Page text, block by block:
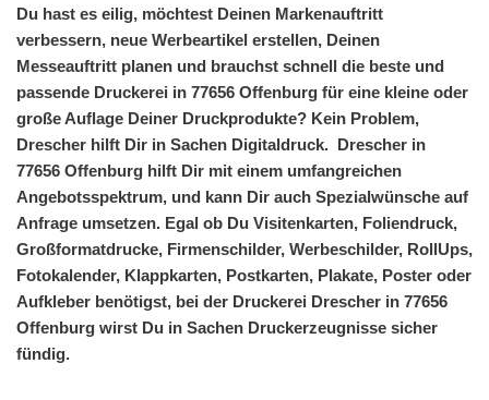
Du hast es eilig, möchtest Deinen Markenauftritt
verbessern, neue Werbeartikel erstellen, Deinen
Messeauftritt planen und brauchst schnell die beste und
passende Druckerei in 77656 Offenburg für eine kleine oder
große Auflage Deiner Druckprodukte? Kein Problem,
Drescher hilft Dir in Sachen Digitaldruck. Drescher in
77656 Offenburg hilft Dir mit einem umfangreichen
Angebotsspektrum, und kann Dir auch Spezialwünsche auf
Anfrage umsetzen. Egal ob Du Visitenkarten, Foliendruck,
Großformatdrucke, Firmenschilder, Werbeschilder, RollUps,
Fotokalender, Klappkarten, Postkarten, Plakate, Poster oder
Aufkleber benötigst, bei der Druckerei Drescher in 77656
Offenburg wirst Du in Sachen Druckerzeugnisse sicher
fündig.